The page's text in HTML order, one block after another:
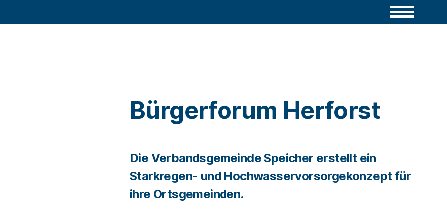
Bürgerforum Herforst
Die Verbandsgemeinde Speicher erstellt ein
Starkregen- und Hochwasservorsorgekonzept für
ihre Ortsgemeinden.